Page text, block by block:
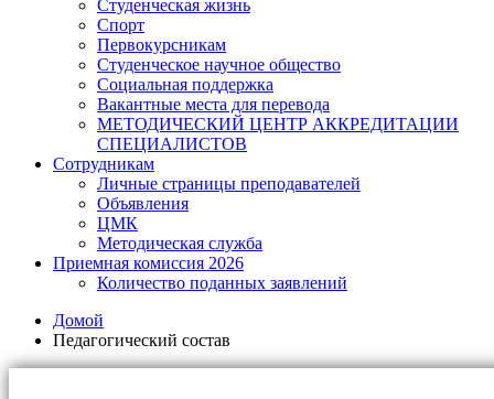
Студенческая жизнь
Спорт
Первокурсникам
Студенческое научное общество
Социальная поддержка
Вакантные места для перевода
МЕТОДИЧЕСКИЙ ЦЕНТР АККРЕДИТАЦИИ
СПЕЦИАЛИСТОВ
Сотрудникам
Личные страницы преподавателей
Объявления
ЦМК
Методическая служба
Приемная комиссия 2026
Количество поданных заявлений
Домой
Педагогический состав